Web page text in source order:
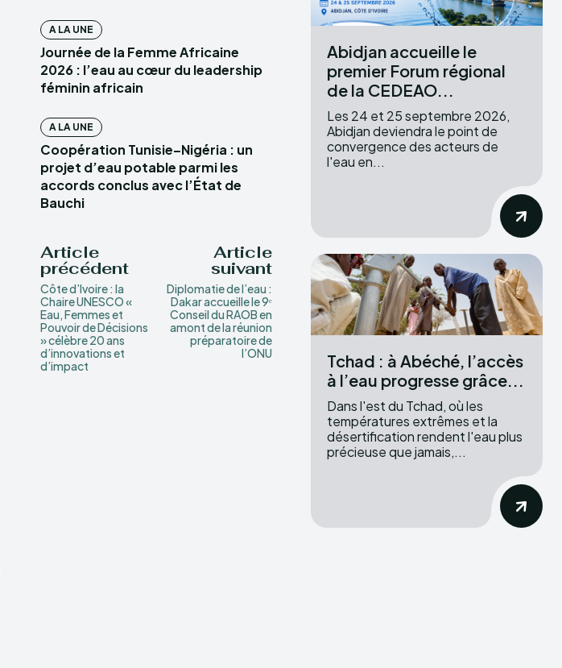
A LA UNE
Journée de la Femme Africaine
2026 : l’eau au cœur du leadership
féminin africain
A LA UNE
Coopération Tunisie–Nigéria : un
projet d’eau potable parmi les
accords conclus avec l’État de
Bauchi
Article
précédent
Côte d’Ivoire : la
Chaire UNESCO «
Eau, Femmes et
Pouvoir de Décisions
» célèbre 20 ans
d’innovations et
d’impact
Article
suivant
Diplomatie de l’eau :
Dakar accueille le 9ᵉ
Conseil du RAOB en
amont de la réunion
préparatoire de
l’ONU
Abidjan accueille le
premier Forum régional
de la CEDEAO...
Les 24 et 25 septembre 2026,
Abidjan deviendra le point de
convergence des acteurs de
l'eau en...
Tchad : à Abéché, l’accès
à l’eau progresse grâce...
Dans l'est du Tchad, où les
températures extrêmes et la
désertification rendent l'eau plus
précieuse que jamais,...